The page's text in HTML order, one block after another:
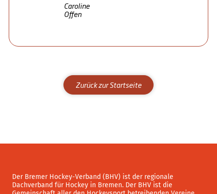
Caroline
Offen
Zurück zur Startseite
Der Bremer Hockey-Verband (BHV) ist der regionale
Dachverband für Hockey in Bremen. Der BHV ist die